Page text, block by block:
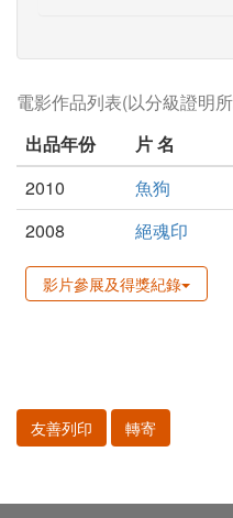
電影作品列表(以分級證明
出品年份
片 名
2010
魚狗
2008
絕魂印
影片參展及得獎紀錄
友善列印 轉寄